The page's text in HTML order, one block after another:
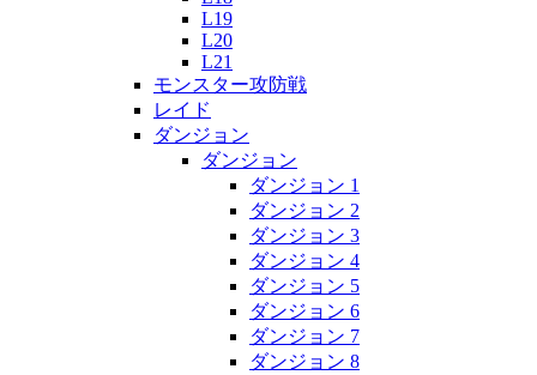
L19
L20
L21
モンスター攻防戦
レイド
ダンジョン
ダンジョン
ダンジョン 1
ダンジョン 2
ダンジョン 3
ダンジョン 4
ダンジョン 5
ダンジョン 6
ダンジョン 7
ダンジョン 8